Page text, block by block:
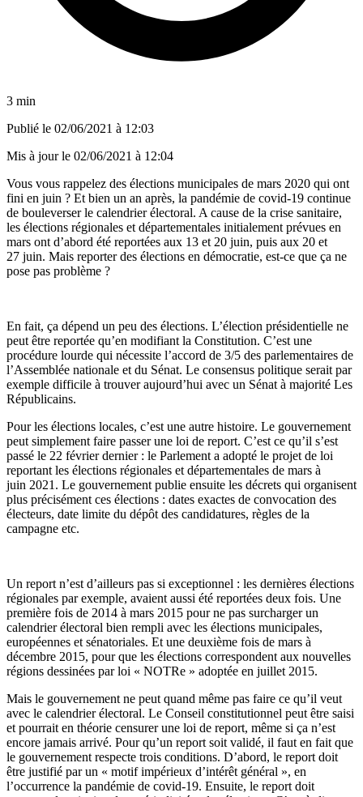
3 min
Publié le 02/06/2021 à 12:03
Mis à jour le 02/06/2021 à 12:04
Vous vous rappelez des élections municipales de mars 2020 qui ont
fini en juin ? Et bien un an après, la pandémie de covid-19 continue
de bouleverser le calendrier électoral. A cause de la crise sanitaire,
les élections régionales et départementales initialement prévues en
mars ont d’abord été reportées aux 13 et 20 juin, puis aux 20 et
27 juin. Mais reporter des élections en démocratie, est-ce que ça ne
pose pas problème ?
En fait, ça dépend un peu des élections. L’élection présidentielle ne
peut être reportée qu’en modifiant la Constitution. C’est une
procédure lourde qui nécessite l’accord de 3/5 des parlementaires de
l’Assemblée nationale et du Sénat. Le consensus politique serait par
exemple difficile à trouver aujourd’hui avec un Sénat à majorité Les
Républicains.
Pour les élections locales, c’est une autre histoire. Le gouvernement
peut simplement faire passer une loi de report. C’est ce qu’il s’est
passé le 22 février dernier : le Parlement a adopté le projet de loi
reportant les élections régionales et départementales de mars à
juin 2021. Le gouvernement publie ensuite les décrets qui organisent
plus précisément ces élections : dates exactes de convocation des
électeurs, date limite du dépôt des candidatures, règles de la
campagne etc.
Un report n’est d’ailleurs pas si exceptionnel : les dernières élections
régionales par exemple, avaient aussi été reportées deux fois. Une
première fois de 2014 à mars 2015 pour ne pas surcharger un
calendrier électoral bien rempli avec les élections municipales,
européennes et sénatoriales. Et une deuxième fois de mars à
décembre 2015, pour que les élections correspondent aux nouvelles
régions dessinées par loi « NOTRe » adoptée en juillet 2015.
Mais le gouvernement ne peut quand même pas faire ce qu’il veut
avec le calendrier électoral. Le Conseil constitutionnel peut être saisi
et pourrait en théorie censurer une loi de report, même si ça n’est
encore jamais arrivé. Pour qu’un report soit validé, il faut en fait que
le gouvernement respecte trois conditions. D’abord, le report doit
être justifié par un « motif impérieux d’intérêt général », en
l’occurrence la pandémie de covid-19. Ensuite, le report doit